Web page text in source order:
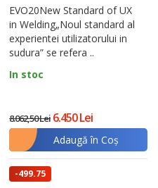
EVO20New Standard of UX
in Welding„Noul standard al
experientei utilizatorului in
sudura” se refera ..
In stoc
8.062,50 Lei 6.450 Lei
Adaugă în Coş
-499.75